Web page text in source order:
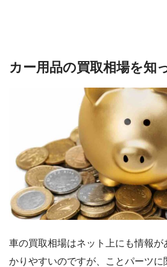
カー用品の買取相場を知
車の買取相場はネット上にも情報が
かりやすいのですが、ことパーツに